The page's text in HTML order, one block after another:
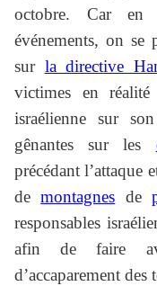
octobre. Car en
événements, on se
sur la directive
victimes en
israélienne sur
gênantes sur les
précédant l’attaque
demontagnes de
responsables
afin de faire
d’accaparement des